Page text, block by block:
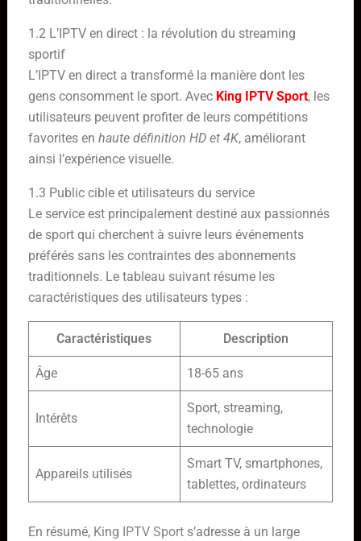
1.2 L’IPTV en direct : la révolution du streaming
sportif
L’IPTV en direct a transformé la manière dont les
gens consomment le sport. Avec King IPTV Sport, les
utilisateurs peuvent profiter de leurs compétitions
favorites en haute définition HD et 4K, améliorant
ainsi l’expérience visuelle.
1.3 Public cible et utilisateurs du service
Le service est principalement destiné aux passionnés
de sport qui cherchent à suivre leurs événements
préférés sans les contraintes des abonnements
traditionnels. Le tableau suivant résume les
caractéristiques des utilisateurs types :
Caractéristiques Description
Âge 18-65 ans
Intérêts
Sport, streaming,
technologie
Appareils utilisés
Smart TV, smartphones,
tablettes, ordinateurs
En résumé, King IPTV Sports’adresse à un large